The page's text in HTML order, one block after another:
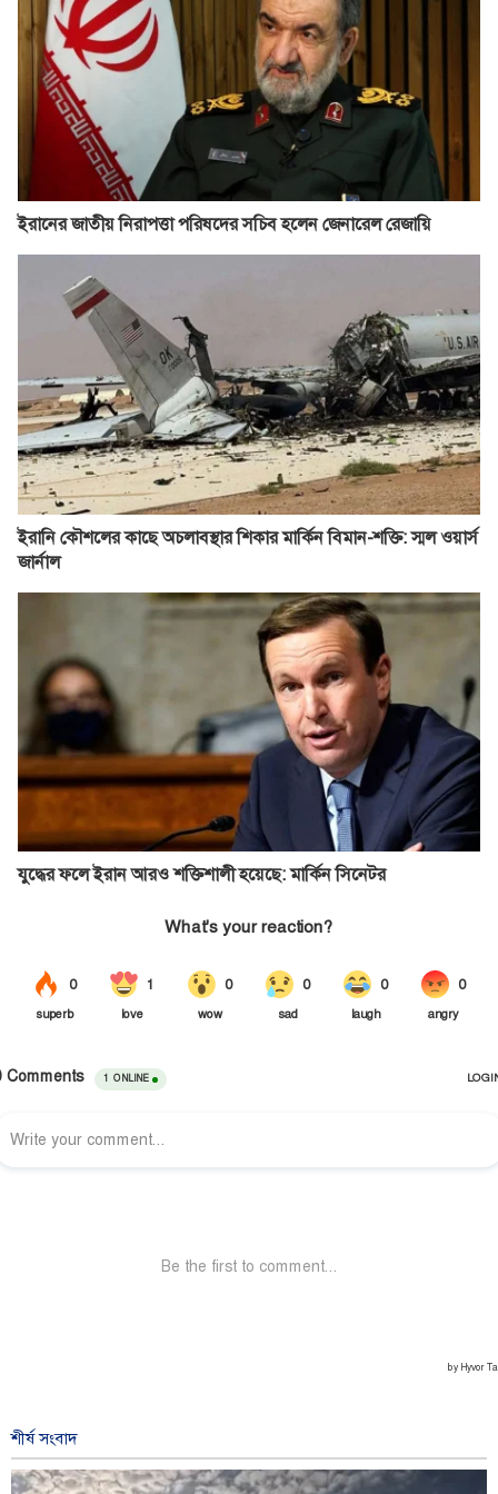
ইরানের জাতীয় নিরাপত্তা পরিষদের সচিব হলেন জেনারেল রেজায়ি
ইরানি কৌশলের কাছে অচলাবস্থার শিকার মার্কিন বিমান-শক্তি: স্মল ওয়ার্স
জার্নাল
যুদ্ধের ফলে ইরান আরও শক্তিশালী হয়েছে: মার্কিন সিনেটর
শীর্ষ সংবাদ